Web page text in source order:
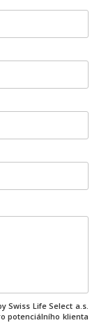
Swiss Life Select a.s.
potenciálního klienta